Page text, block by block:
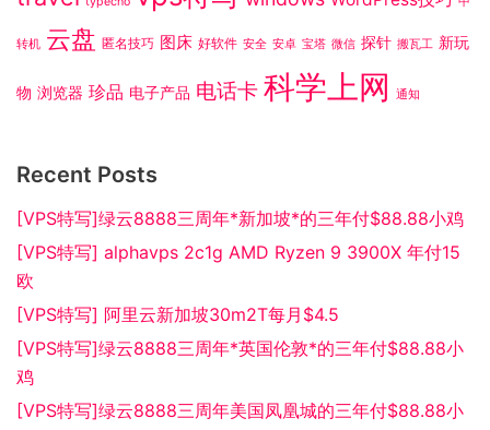
转机 云盘 匿名技巧 图床 好软件 安全 安卓 宝塔 微信 探针 搬瓦工 新玩
物 浏览器 珍品 电子产品 电话卡 科学上网 通知
Recent Posts
[VPS特写]绿云8888三周年*新加坡*的三年付$88.88小鸡
[VPS特写] alphavps 2c1g AMD Ryzen 9 3900X 年付15
欧
[VPS特写] 阿里云新加坡30m2T每月$4.5
[VPS特写]绿云8888三周年*英国伦敦*的三年付$88.88小
鸡
[VPS特写]绿云8888三周年美国凤凰城的三年付$88.88小